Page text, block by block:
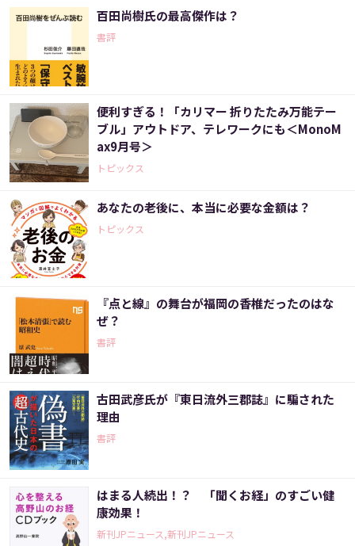
百田尚樹氏の最高傑作は？
書評
便利すぎる！「カリマー 折りたたみ万能テー
ブル」アウトドア、テレワークにも＜MonoM
ax9月号＞
トピックス
あなたの老後に、本当に必要な金額は？
トピックス
『点と線』の舞台が福岡の香椎だったのはな
ぜ？
書評
古田武彦氏が『東日流外三郡誌』に騙された
理由
書評
はまる人続出！？ 「聞くお経」のすごい健
康効果！
新刊JPニュース,新刊JPニュース